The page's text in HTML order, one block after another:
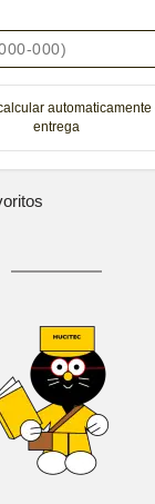
automaticamente
entrega